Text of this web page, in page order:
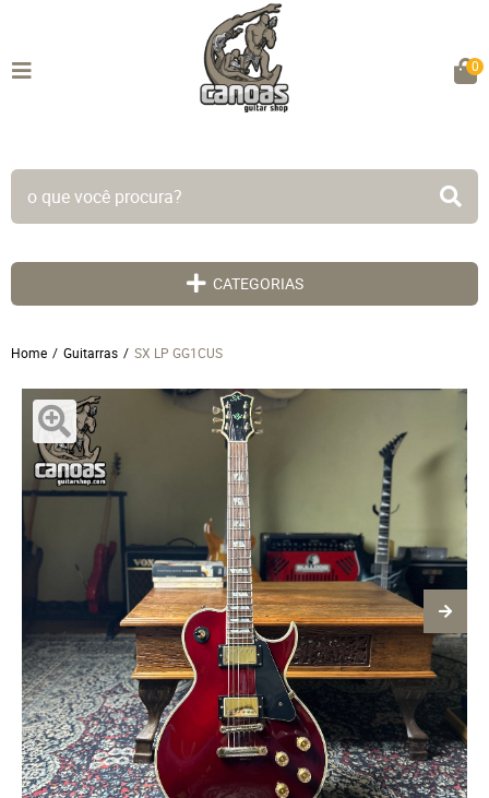
TODO SITE EM ATÉ 5X SEM JUROS!
0
CATEGORIAS
Home Guitarras SX LP GG1CUS